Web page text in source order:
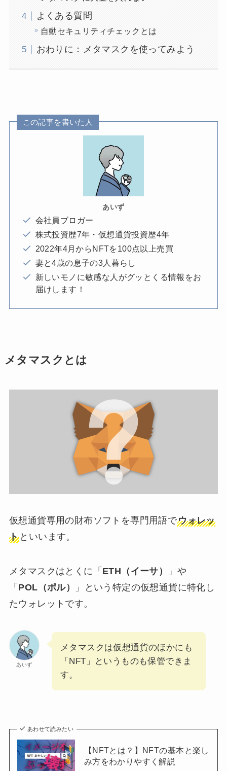
よくある質問
自動セキュリティチェックとは
おわりに：メタマスクを使ってみよう
この記事を書いた人
あいず
会社員ブロガー
株式投資歴7年・仮想通貨投資歴4年
2022年4月からNFTを100点以上売買
妻と4歳の息子の3人暮らし
新しいモノに敏感な人がグッとくる情報をお
届けします！
メタマスクとは
仮想通貨専用の財布ソフトを専門用語でウォレッ
ト といいます。
メタマスクはとくに「 ETH（イーサ）
」や
「 POL（ポル）
」という特定の仮想通貨に特化し
たウォレットです。
あいず
メタマスクは仮想通貨のほかにも
「NFT」というものも保管できま
す。
あわせて読みたい
【NFTとは？】NFTの基本と楽し
み方をわかりやすく解説